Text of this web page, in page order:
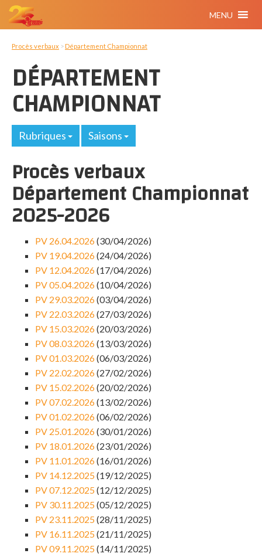
MENU
Procès verbaux >Département Championnat
DÉPARTEMENT
CHAMPIONNAT
Rubriques Saisons
Procès verbaux
Département Championnat
2025-2026
PV 26.04.2026(30/04/2026)
PV 19.04.2026(24/04/2026)
PV 12.04.2026(17/04/2026)
PV 05.04.2026(10/04/2026)
PV 29.03.2026(03/04/2026)
PV 22.03.2026(27/03/2026)
PV 15.03.2026(20/03/2026)
PV 08.03.2026(13/03/2026)
PV 01.03.2026(06/03/2026)
PV 22.02.2026(27/02/2026)
PV 15.02.2026(20/02/2026)
PV 07.02.2026(13/02/2026)
PV 01.02.2026(06/02/2026)
PV 25.01.2026(30/01/2026)
PV 18.01.2026(23/01/2026)
PV 11.01.2026(16/01/2026)
PV 14.12.2025(19/12/2025)
PV 07.12.2025(12/12/2025)
PV 30.11.2025(05/12/2025)
PV 23.11.2025(28/11/2025)
PV 16.11.2025(21/11/2025)
PV 09.11.2025(14/11/2025)